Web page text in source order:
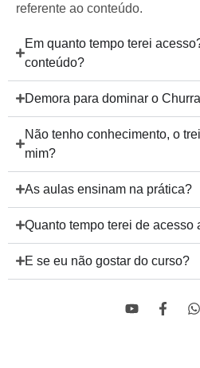
referente ao conteúdo.
Em quanto tempo terei
conteúdo?
Demora para dominar o
Não tenho conhecimento, o
mim?
As aulas ensinam na prática?
Quanto tempo terei de acesso
E se eu não gostar do curso?